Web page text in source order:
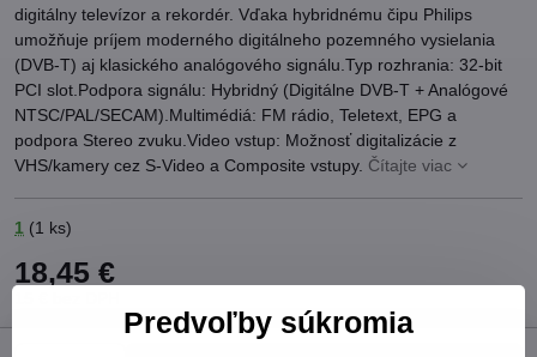
digitálny televízor a rekordér. Vďaka hybridnému čipu Philips
umožňuje príjem moderného digitálneho pozemného vysielania
(DVB-T) aj klasického analógového signálu.Typ rozhrania: 32-bit
PCI slot.Podpora signálu: Hybridný (Digitálne DVB-T + Analógové
NTSC/PAL/SECAM).Multimédiá: FM rádio, Teletext, EPG a
podpora Stereo zvuku.Video vstup: Možnosť digitalizácie z
VHS/kamery cez S-Video a Composite vstupy. Čítajte viac
1 (1 ks)
18,45 €
Predvoľby súkromia